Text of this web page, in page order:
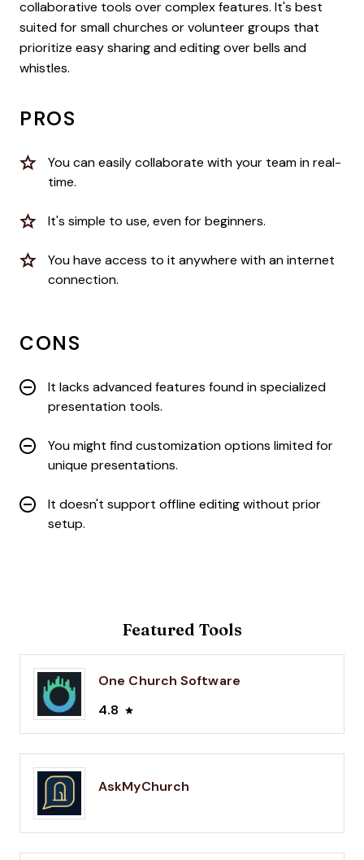
collaborative tools over complex features. It's best
suited for small churches or volunteer groups that
prioritize easy sharing and editing over bells and
whistles.
PROS
You can easily collaborate with your team in real-
time.
It's simple to use, even for beginners.
You have access to it anywhere with an internet
connection.
CONS
It lacks advanced features found in specialized
presentation tools.
You might find customization options limited for
unique presentations.
It doesn't support offline editing without prior
setup.
Featured Tools
One Church Software
4.8
AskMyChurch